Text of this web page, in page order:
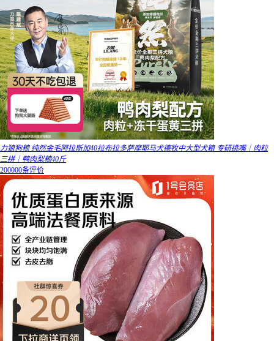
力狼狗粮 纯然金毛阿拉斯加40拉布拉多萨摩耶马犬德牧中大型犬粮 专研挑嘴｜肉粒
三拼｜鸭肉梨粮40斤
200000条评价